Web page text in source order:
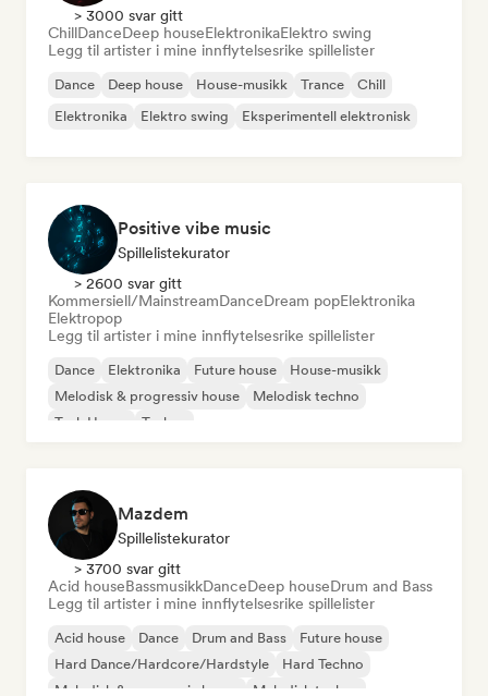
> 3000 svar gitt
ChillDanceDeep houseElektronikaElektro swing
Legg til artister i mine innflytelsesrike spillelister
Dance Deep house House-musikk Trance
Chill
Elektronika
Elektro swing Eksperimentell elektronisk
Positive vibe music
Spillelistekurator
> 2600 svar gitt
Kommersiell/MainstreamDanceDream popElektronika
Elektropop
Legg til artister i mine innflytelsesrike spillelister
Dance Elektronika Future house
House-musikk
Melodisk & progressiv house
Melodisk techno
Tech House
Techno
Mazdem
Spillelistekurator
> 3700 svar gitt
Acid houseBassmusikkDanceDeep houseDrum and Bass
Legg til artister i mine innflytelsesrike spillelister
Acid house Dance Drum and Bass
Future house
Hard Dance/Hardcore/Hardstyle
Hard Techno
Melodisk & progressiv house
Melodisk techno